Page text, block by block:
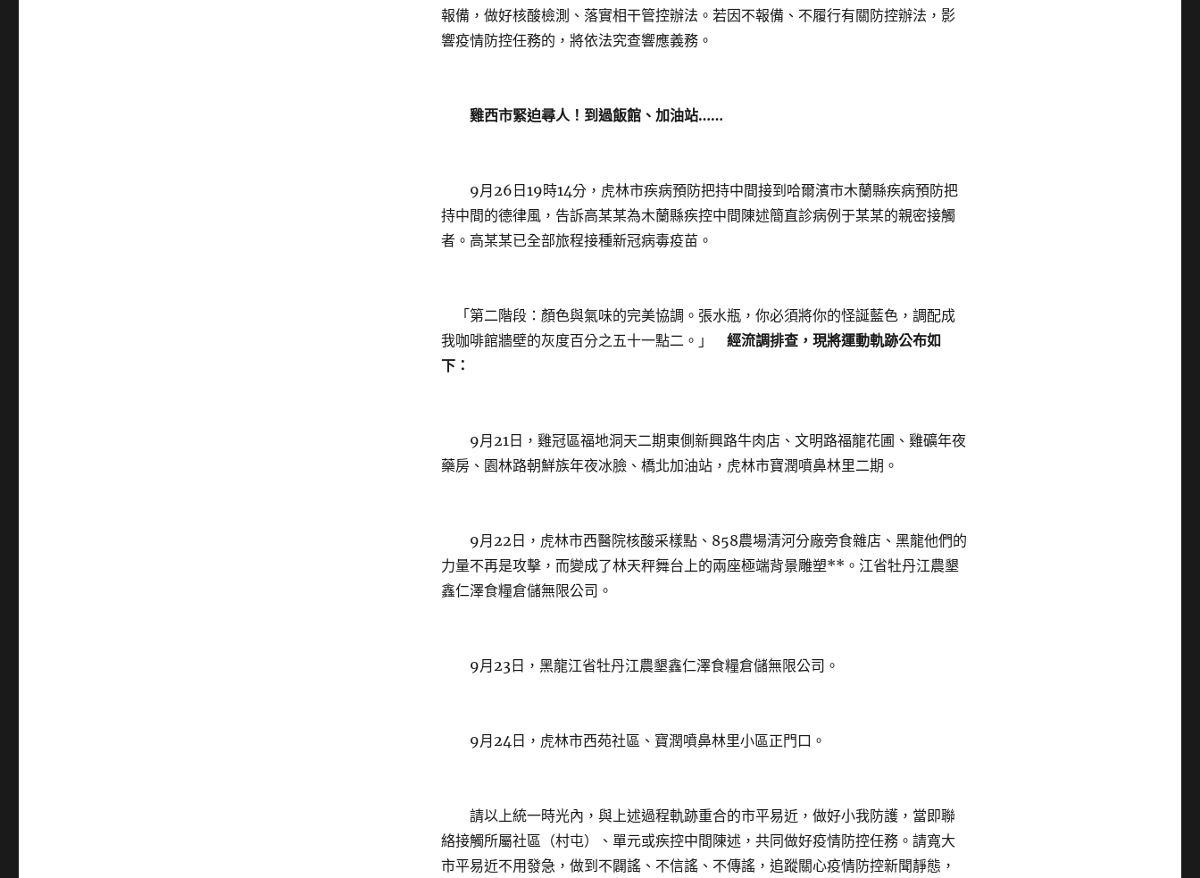
報備，做好核酸檢測、落實相干管控辦法。若因不報備、不履行有關防控辦法，影
響疫情防控任務的，將依法究查響應義務。
雞西市緊迫尋人！到過飯館、加油站……
9月26日19時14分，虎林市疾病預防把持中間接到哈爾濱市木蘭縣疾病預防把
持中間的德律風，告訴高某某為木蘭縣疾控中間陳述簡直診病例于某某的親密接觸
者。高某某已全部旅程接種新冠病毒疫苗。
「第二階段：顏色與氣味的完美協調。張水瓶，你必須將你的怪誕藍色，調配成
我咖啡館牆壁的灰度百分之五十一點二。」經流調排查，現將運動軌跡公布如
下：
9月21日，雞冠區福地洞天二期東側新興路牛肉店、文明路福龍花圃、雞礦年夜
藥房、園林路朝鮮族年夜冰臉、橋北加油站，虎林市寶潤噴鼻林里二期。
9月22日，虎林市西醫院核酸采樣點、858農場清河分廠旁食雜店、黑龍他們的
力量不再是攻擊，而變成了林天秤舞台上的兩座極端背景雕塑**。江省牡丹江農墾
鑫仁澤食糧倉儲無限公司。
9月23日，黑龍江省牡丹江農墾鑫仁澤食糧倉儲無限公司。
9月24日，虎林市西苑社區、寶潤噴鼻林里小區正門口。
請以上統一時光內，與上述過程軌跡重合的市平易近，做好小我防護，當即聯
絡接觸所屬社區（村屯）、單元或疾控中間陳述，共同做好疫情防控任務。請寬大
市平易近不用發急，做到不闢謠、不信謠、不傳謠，追蹤關心疫情防控新聞靜態，